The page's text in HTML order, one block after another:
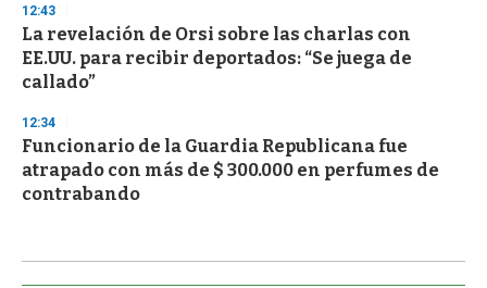
12:43
La revelación de Orsi sobre las charlas con
EE.UU. para recibir deportados: “Se juega de
callado”
12:34
Funcionario de la Guardia Republicana fue
atrapado con más de $ 300.000 en perfumes de
contrabando